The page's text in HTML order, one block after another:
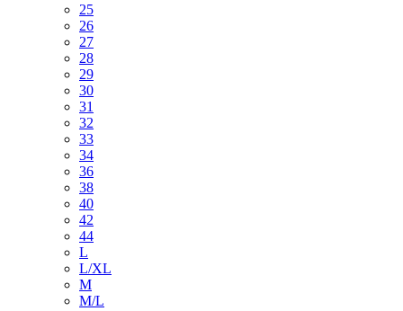
25
26
27
28
29
30
31
32
33
34
36
38
40
42
44
L
L/XL
M
M/L